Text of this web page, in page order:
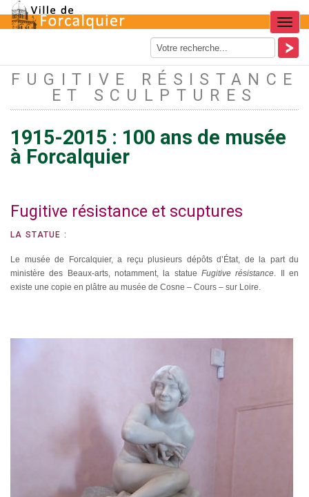
FUGITIVE RÉSISTANCE
ET SCULPTURES
1915-2015 : 100 ans de musée
à Forcalquier
Fugitive résistance et scuptures
LA STATUE :
Le musée de Forcalquier, a reçu plusieurs dépôts d’État, de la part du
ministère des Beaux-arts, notamment, la statue Fugitive résistance . Il en
existe une copie en plâtre au musée de Cosne – Cours – sur Loire.
Menu